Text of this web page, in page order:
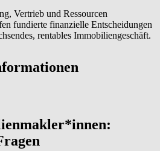
Vertrieb und Ressourcen
fundierte finanzielle Entscheidungen
rentables Immobiliengeschäft.